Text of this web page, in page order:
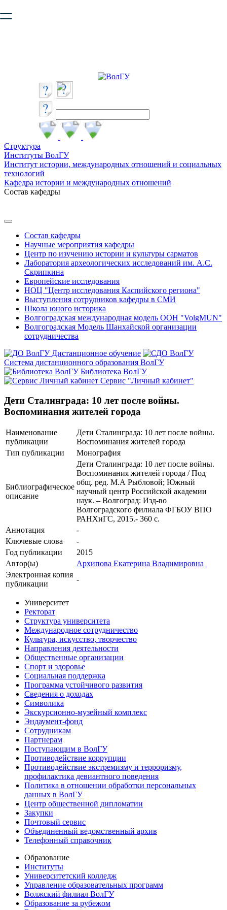
безопасную работу с сайтом. Пожалуйста
Структура
Институты ВолГУ
Институт истории, международных отношений и социальных
технологий
Кафедра истории и международных отношений
Состав кафедры
Состав кафедры
Научные мероприятия кафедры
Центр по изучению истории и культуры сарматов
Лаборатория археологических исследований им. А.С.
Скрипкина
Европейские исследования
НОЦ "Центр исследования Каспийского региона"
Выступления сотрудников кафедры в СМИ
Школа юного историка
Волгоградская международная модель ООН "VolgMUN"
Волгоградская Модель Шанхайской организации
сотрудничества
Дистанционное обучение
Система дистанционного образования ВолГУ
Библиотека ВолГУ
Сервис "Личный кабинет"
Дети Сталинграда: 10 лет после войны.
Воспоминания жителей города
Наименование
публикации
Дети Сталинграда: 10 лет после войны.
Воспоминания жителей города
Тип публикации
Монография
Библиографическое
описание
Дети Сталинграда: 10 лет после войны.
Воспоминания жителей города / Под
общ. ред. М.А Рыбловой; Южный
научный центр Российской академии
наук. – Волгоград: Изд-во
Волгоградского филиала ФГБОУ ВПО
РАНХиГС, 2015.- 360 с.
Аннотация
-
Ключевые cлова
-
Год публикации
2015
Автор(ы)
Архипова Екатерина Владимировна
Электронная копия
публикации
-
Университет
Ректорат
Структура университета
Международное сотрудничество
Культура, искусство, творчество
Направления деятельности
Общественные организации
Спорт и здоровье
Социальная поддержка
Программа устойчивого развития
Сведения о доходах
Символика
Экскурсионно-музейный комплекс
Эндаумент-фонд
Сотрудникам
Партнерам
Поступающим в ВолГУ
Противодействие коррупции
Противодействие экстремизму и терроризму,
профилактика девиантного поведения
Политика в отношении обработки персональных
данных в ВолГУ
Центр общественной дипломатии
Закупки
Почтовый сервис
Объединенный ведомственный архив
Телефонный справочник
Образование
Институты
Университетский колледж
Управление образовательных программ
Волжский филиал ВолГУ
Образование за рубежом